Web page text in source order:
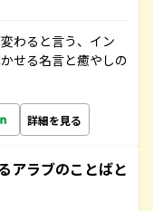
わると言う、イン
せる名言と癒やしの
詳細を見る
アラブのことばと